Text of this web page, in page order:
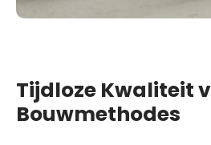
Tijdloze Kwaliteit
Bouwmethodes